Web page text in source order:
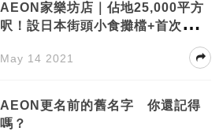
AEON家樂坊店｜佔地25,000平方
呎！設日本街頭小食攤檔+首次以日
May 14 2021
AEON更名前的舊名字 你還記得
嗎？